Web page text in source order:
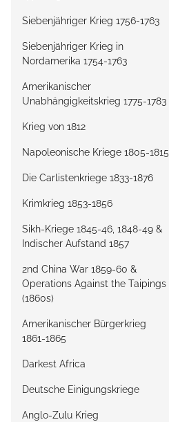
Siebenjähriger Krieg 1756-1763
Siebenjähriger Krieg in
Nordamerika 1754-1763
Amerikanischer
Unabhängigkeitskrieg 1775-1783
Krieg von 1812
Napoleonische Kriege 1805-1815
Die Carlistenkriege 1833-1876
Krimkrieg 1853-1856
Sikh-Kriege 1845-46, 1848-49 &
Indischer Aufstand 1857
2nd China War 1859-60 &
Operations Against the Taipings
(1860s)
Amerikanischer Bürgerkrieg
1861-1865
Darkest Africa
Deutsche Einigungskriege
Anglo-Zulu Krieg